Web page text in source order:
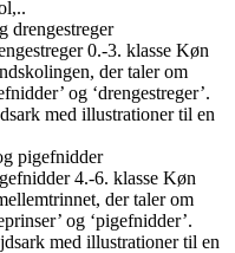
drengestreger
0.-3. klasse Køn
der taler om
og ‘drengestreger’.
med illustrationer til en
pigefnidder
4.-6. klasse Køn
der taler om
og ‘pigefnidder’.
med illustrationer til en